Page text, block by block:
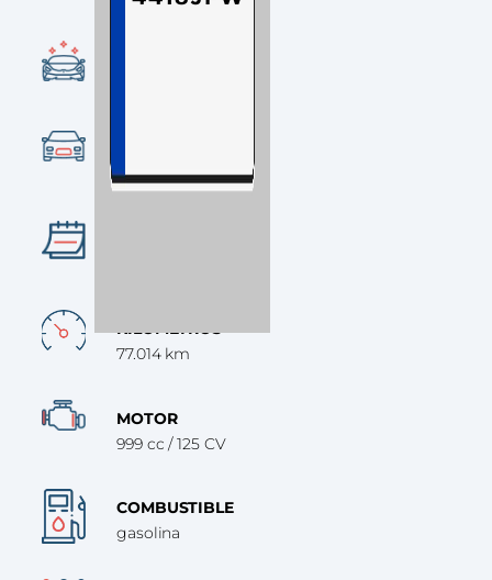
SUV
KILÓMETROS
77.014 km
MOTOR
999 cc / 125 CV
COMBUSTIBLE
gasolina